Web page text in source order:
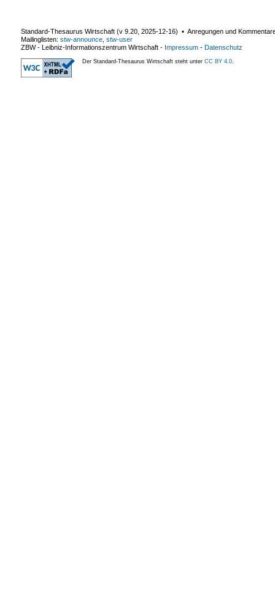
Standard-Thesaurus Wirtschaft (v 9.20 2025-12-16) ▪ Anregungen und
Mailinglisten: stw-announce stw-user
ZBW - Leibniz-Informationszentrum Wirtschaft - Impressum - Datenschutz
Der Standard-Thesaurus Wirtschaft steht unter CC BY 4.0